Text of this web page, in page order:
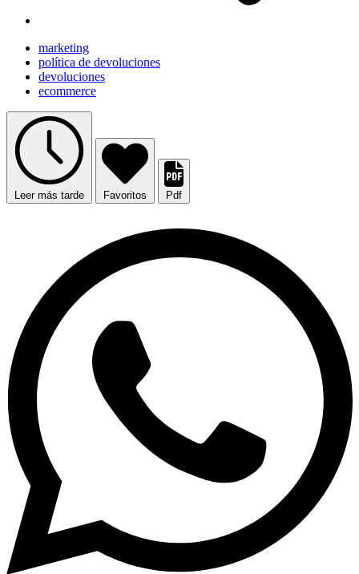
marketing
política de devoluciones
devoluciones
ecommerce
Leer más tarde Favoritos Pdf